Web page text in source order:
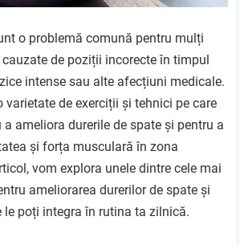
o problemă comună pentru mulți
de poziții incorecte în timpul
intense sau alte afecțiuni medicale.
varietate de exerciții și tehnici pe care
ameliora durerile de spate și pentru a
și forța musculară în zona
vom explora unele dintre cele mai
ameliorarea durerilor de spate și
le poți integra în rutina ta zilnică.